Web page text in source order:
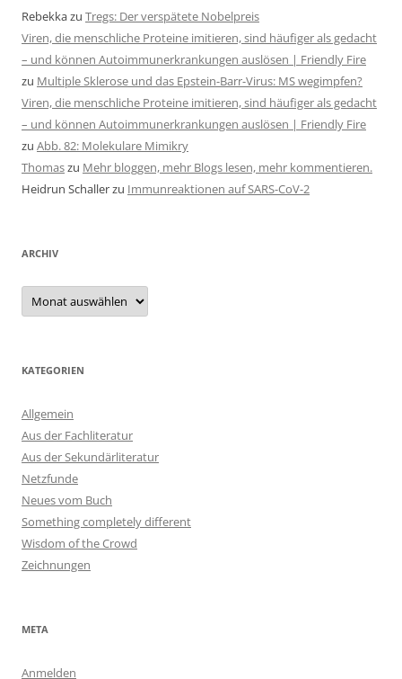
Rebekkazu Tregs: Der verspätete Nobelpreis
Viren, die menschliche Proteine imitieren, sind häufiger als gedacht
– und können Autoimmunerkrankungen auslösen | Friendly Fire
zu Multiple Sklerose und das Epstein-Barr-Virus: MS wegimpfen?
Viren, die menschliche Proteine imitieren, sind häufiger als gedacht
– und können Autoimmunerkrankungen auslösen | Friendly Fire
zu Abb. 82: Molekulare Mimikry
Thomaszu Mehr bloggen, mehr Blogs lesen, mehr kommentieren.
Heidrun Schallerzu Immunreaktionen auf SARS-CoV-2
ARCHIV
Archiv
KATEGORIEN
Allgemein
Aus der Fachliteratur
Aus der Sekundärliteratur
Netzfunde
Neues vom Buch
Something completely different
Wisdom of the Crowd
Zeichnungen
META
Anmelden